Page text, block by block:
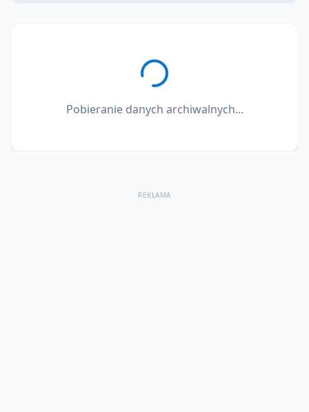
Pobieranie danych archiwalnych...
REKLAMA